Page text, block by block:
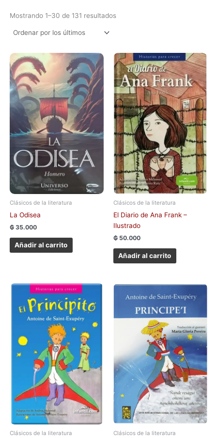
Mostrando 1–30 de 131 resultados
Clásicos de la literatura
La Odisea
₲ 35.000
Añadir al carrito
Clásicos de la literatura
El Diario de Ana Frank –
Ilustrado
₲ 50.000
Añadir al carrito
Clásicos de la literatura Clásicos de la literatura